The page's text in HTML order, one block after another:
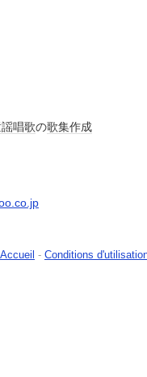
唱歌の歌集作成
Accueil - Conditions